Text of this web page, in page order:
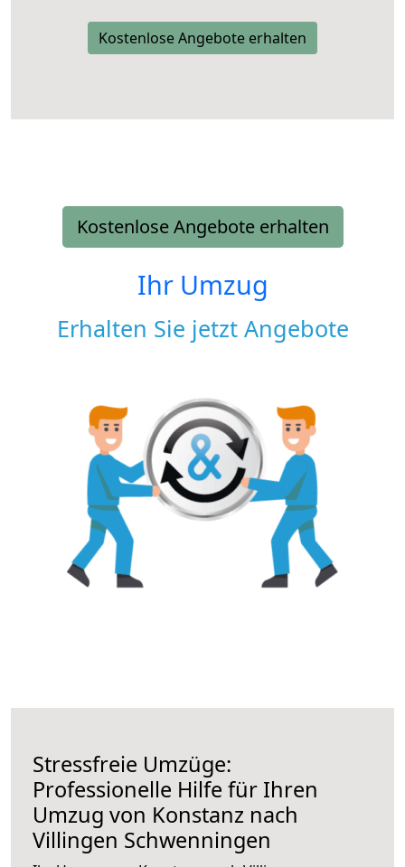
Kostenlose Angebote erhalten
Kostenlose Angebote erhalten
Ihr Umzug
Erhalten Sie jetzt Angebote
Stressfreie Umzüge:
Professionelle Hilfe für Ihren
Umzug von Konstanz nach
Villingen Schwenningen